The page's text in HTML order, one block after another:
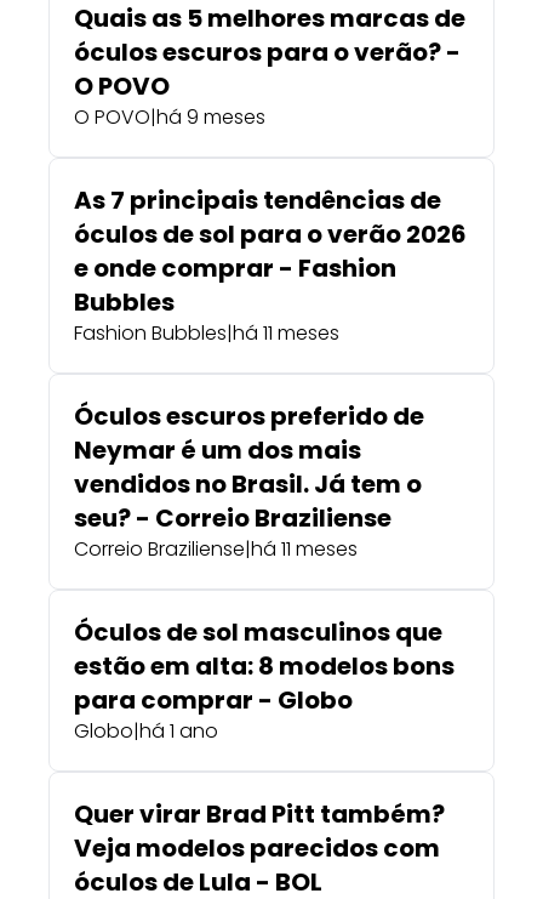
Quais as 5 melhores marcas de
óculos escuros para o verão? -
O POVO
O POVO|há 9 meses
As 7 principais tendências de
óculos de sol para o verão 2026
e onde comprar - Fashion
Bubbles
Fashion Bubbles|há 11 meses
Óculos escuros preferido de
Neymar é um dos mais
vendidos no Brasil. Já tem o
seu? - Correio Braziliense
Correio Braziliense|há 11 meses
Óculos de sol masculinos que
estão em alta: 8 modelos bons
para comprar - Globo
Globo|há 1 ano
Quer virar Brad Pitt também?
Veja modelos parecidos com
óculos de Lula - BOL